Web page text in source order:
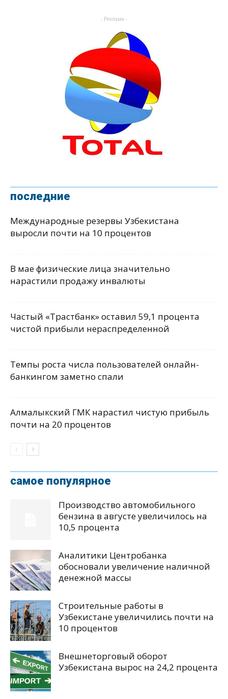
- Реклама -
последние
Международные резервы Узбекистана
выросли почти на 10 процентов
В мае физические лица значительно
нарастили продажу инвалюты
Частый «Трастбанк» оставил 59,1 процента
чистой прибыли нераспределенной
Темпы роста числа пользователей онлайн-
банкингом заметно спали
Алмалыкский ГМК нарастил чистую прибыль
почти на 20 процентов
самое популярное
Производство автомобильного
бензина в августе увеличилось на
10,5 процента
Аналитики Центробанка
обосновали увеличение наличной
денежной массы
Строительные работы в
Узбекистане увеличились почти на
10 процентов
Внешнеторговый оборот
Узбекистана вырос на 24,2 процента